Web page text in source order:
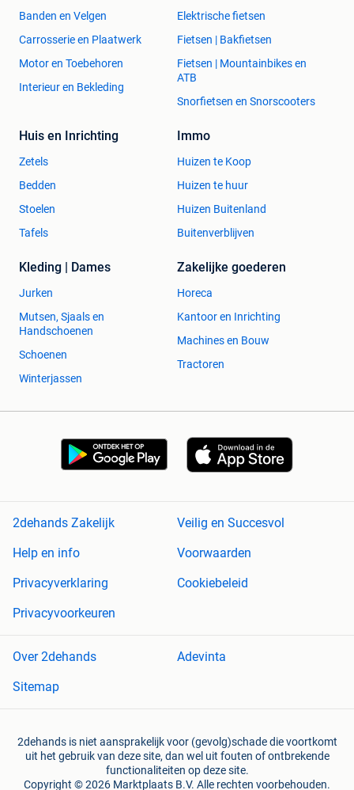
Banden en Velgen
Carrosserie en Plaatwerk
Motor en Toebehoren
Interieur en Bekleding
Elektrische fietsen
Fietsen | Bakfietsen
Fietsen | Mountainbikes en
ATB
Snorfietsen en Snorscooters
Huis en Inrichting
Zetels
Bedden
Stoelen
Tafels
Immo
Huizen te Koop
Huizen te huur
Huizen Buitenland
Buitenverblijven
Kleding | Dames
Jurken
Mutsen, Sjaals en
Handschoenen
Schoenen
Winterjassen
Zakelijke goederen
Horeca
Kantoor en Inrichting
Machines en Bouw
Tractoren
2dehands Zakelijk
Veilig en Succesvol
Help en info
Voorwaarden
Privacyverklaring
Cookiebeleid
Privacyvoorkeuren
Over 2dehands
Adevinta
Sitemap
2dehands is niet aansprakelijk voor (gevolg)schade die voortkomt
uit het gebruik van deze site, dan wel uit fouten of ontbrekende
functionaliteiten op deze site.
Copyright © 2026 Marktplaats B.V. Alle rechten voorbehouden.